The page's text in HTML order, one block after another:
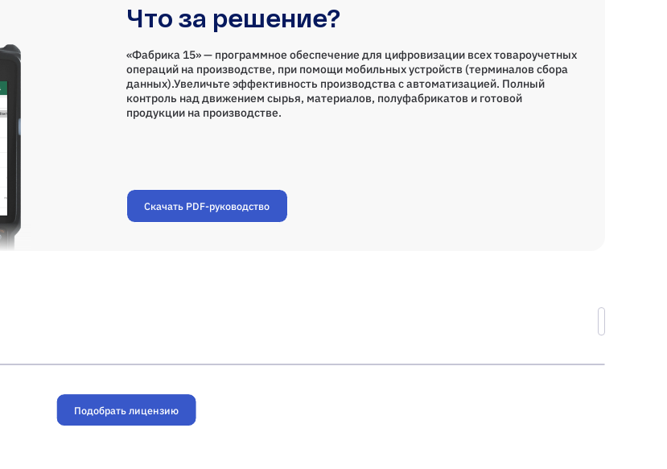
Что за решение?
«Фабрика 15» — программное обеспечение для цифровизации всех товароучетных
операций на производстве, при помощи мобильных устройств (терминалов сбора
данных).Увеличьте эффективность производства с автоматизацией. Полный
контроль над движением сырья, материалов, полуфабрикатов и готовой
продукции на производстве.
Скачать PDF-руководство
Подобрать лицензию